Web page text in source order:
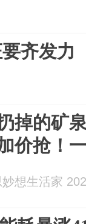
齐发力
掉的矿
价抢！
想生活家